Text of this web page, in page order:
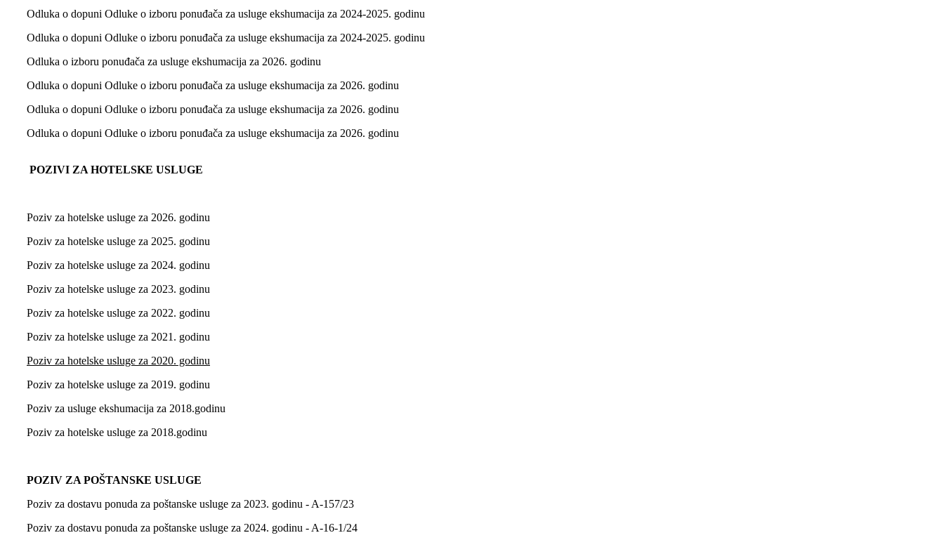
Odluka o dopuni Odluke o izboru ponuđača za usluge ekshumacija za 2024-2025. godinu
Odluka o dopuni Odluke o izboru ponuđača za usluge ekshumacija za 2024-2025. godinu
Odluka o izboru ponuđača za usluge ekshumacija za 2026. godinu
Odluka o dopuni Odluke o izboru ponuđača za usluge ekshumacija za 2026. godinu
Odluka o dopuni Odluke o izboru ponuđača za usluge ekshumacija za 2026. godinu
Odluka o dopuni Odluke o izboru ponuđača za usluge ekshumacija za 2026. godinu
POZIVI ZA HOTELSKE USLUGE
Poziv za hotelske usluge za 2026. godinu
Poziv za hotelske usluge za 2025. godinu
Poziv za hotelske usluge za 2024. godinu
Poziv za hotelske usluge za 2023. godinu
Poziv za hotelske usluge za 2022. godinu
Poziv za hotelske usluge za 2021. godinu
Poziv za hotelske usluge za 2020. godinu
Poziv za hotelske usluge za 2019. godinu
Poziv za usluge ekshumacija za 2018.godinu
Poziv za hotelske usluge za 2018.godinu
POZIV ZA POŠTANSKE USLUGE
Poziv za dostavu ponuda za poštanske usluge za 2023. godinu - A-157/23
Poziv za dostavu ponuda za poštanske usluge za 2024. godinu - A-16-1/24